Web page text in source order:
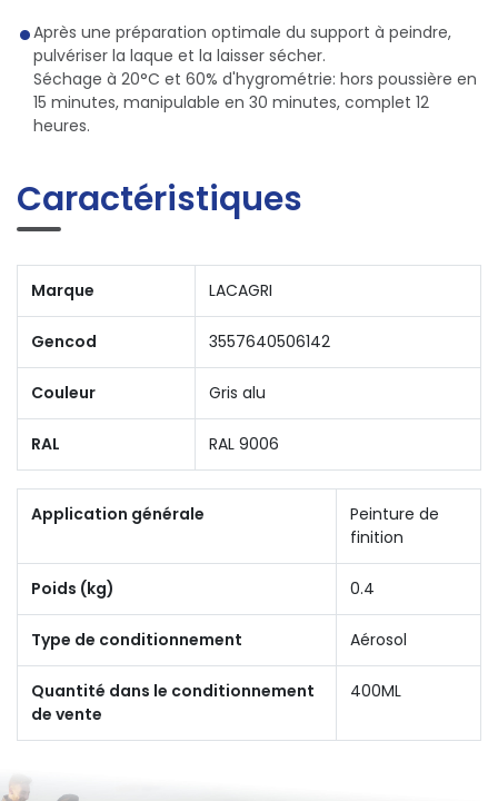
Après une préparation optimale du support à peindre,
pulvériser la laque et la laisser sécher.
Séchage à 20°C et 60% d'hygrométrie: hors poussière en
15 minutes, manipulable en 30 minutes, complet 12
heures.
Caractéristiques
Marque LACAGRI
Gencod 3557640506142
Couleur Gris alu
RAL RAL 9006
Application générale
Peinture de
finition
Poids (kg) 0.4
Type de conditionnement Aérosol
Quantité dans le conditionnement
de vente
400ML